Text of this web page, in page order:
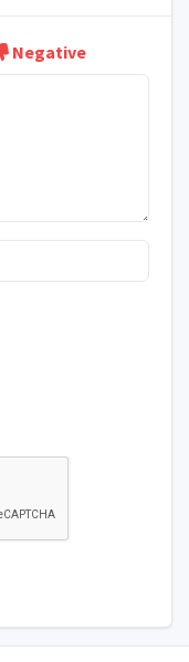
Negative